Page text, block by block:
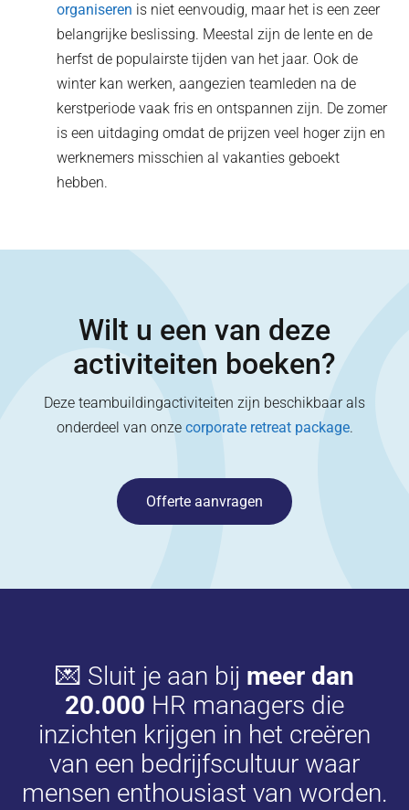
organiseren is niet eenvoudig, maar het is een zeer
belangrijke beslissing. Meestal zijn de lente en de
herfst de populairste tijden van het jaar. Ook de
winter kan werken, aangezien teamleden na de
kerstperiode vaak fris en ontspannen zijn. De zomer
is een uitdaging omdat de prijzen veel hoger zijn en
werknemers misschien al vakanties geboekt
hebben.
Wilt u een van deze
activiteiten boeken?
Deze teambuildingactiviteiten zijn beschikbaar als
onderdeel van onze corporate retreat package.
Offerte aanvragen
💌 Sluit je aan bij meer dan
20.000 HR managers die
inzichten krijgen in het creëren
van een bedrijfscultuur waar
mensen enthousiast van worden.